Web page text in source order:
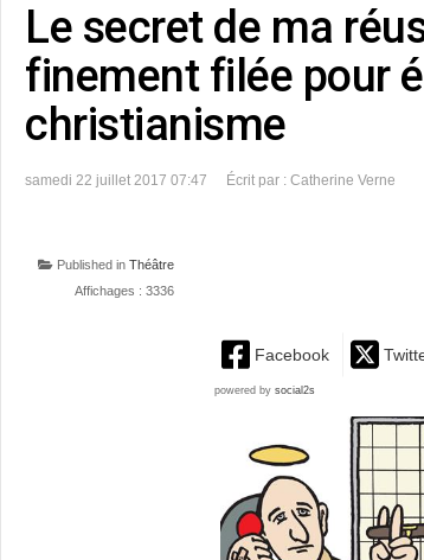
Le secret de ma
finement filée pour
christianisme
samedi 22 juillet 2017 07:47 Écrit par : Catherine Verne
Published in Théâtre
Affichages : 3336
Facebook
powered by social2s